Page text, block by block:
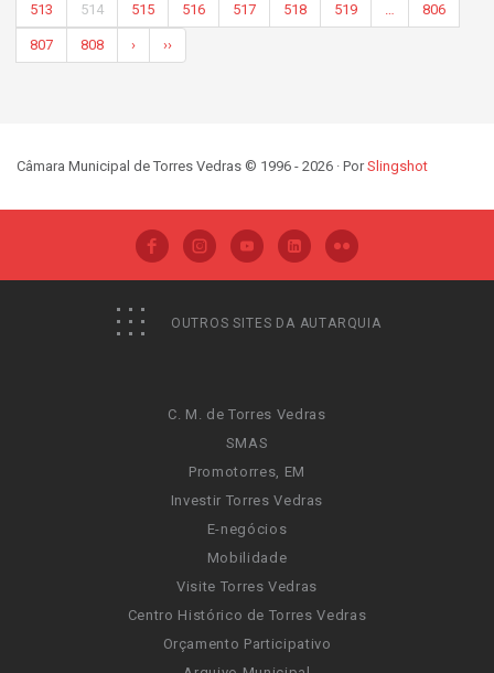
513 514 515 516 517 518 519 … 806
807 808 › ››
Câmara Municipal de Torres Vedras © 1996 - 2026 · PorSlingshot
OUTROS SITES DA AUTARQUIA
C. M. de Torres Vedras
SMAS
Promotorres, EM
Investir Torres Vedras
E-negócios
Mobilidade
Visite Torres Vedras
Centro Histórico de Torres Vedras
Orçamento Participativo